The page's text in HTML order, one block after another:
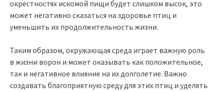
окрестностях искомой пищи будет слишком высок, это
может негативно сказаться на здоровье птиц и
уменьшить их продолжительность жизни.
Таким образом, окружающая среда играет важную роль
в жизни ворон и может оказывать как положительное,
так и негативное влияние на их долголетие. Важно
создавать благоприятную среду для этих птиц и уделять